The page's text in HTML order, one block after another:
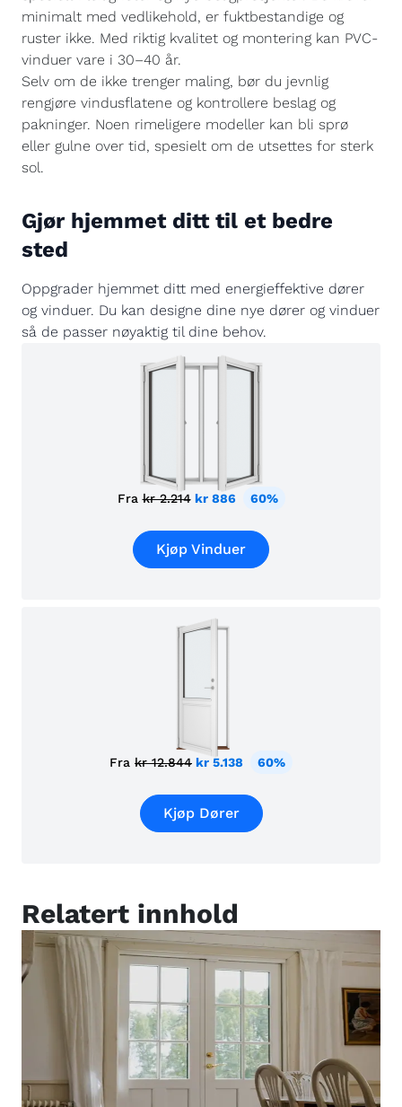
minimalt med vedlikehold, er fuktbestandige og
ruster ikke. Med riktig kvalitet og montering kan PVC-
vinduer vare i 30–40 år.
Selv om de ikke trenger maling, bør du jevnlig
rengjøre vindusflatene og kontrollere beslag og
pakninger. Noen rimeligere modeller kan bli sprø
eller gulne over tid, spesielt om de utsettes for sterk
sol.
Gjør hjemmet ditt til et bedre
sted
Oppgrader hjemmet ditt med energieffektive dører
og vinduer. Du kan designe dine nye dører og vinduer
så de passer nøyaktig til dine behov.
Fra kr 2.214 kr 886 60%
Kjøp Vinduer
Fra kr 12.844 kr 5.138 60%
Kjøp Dører
Relatert innhold